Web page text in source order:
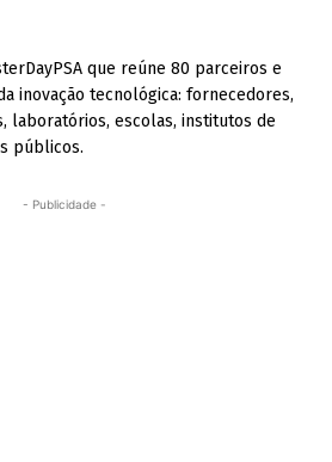
que reúne 80 parceiros e
inovação tecnológica: fornecedores,
laboratórios, escolas, institutos de
públicos.
- Publicidade -